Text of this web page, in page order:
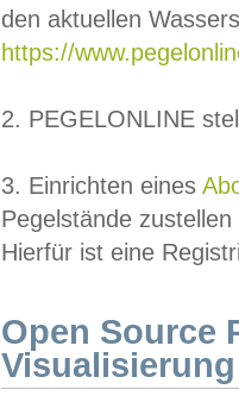
den aktuellen
https://
2. PEGELONLINE
3. Einrichten eines
Pegelstände
Hierfür ist eine
Open Source
Visualisierung